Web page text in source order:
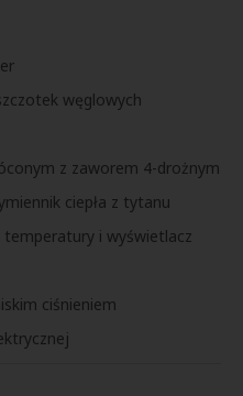
węglowych
z zaworem 4-drożnym
ciepła z tytanu
temperatury i wyświetlacz
ciśnieniem